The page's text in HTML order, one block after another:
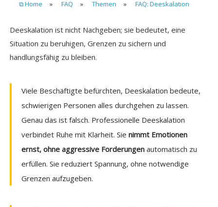
⧉ Home » FAQ » Themen » FAQ: Deeskalation
Deeskalation ist nicht Nachgeben; sie bedeutet, eine
Situation zu beruhigen, Grenzen zu sichern und
handlungsfähig zu bleiben.
Viele Beschäftigte befürchten, Deeskalation bedeute,
schwierigen Personen alles durchgehen zu lassen.
Genau das ist falsch. Professionelle Deeskalation
verbindet Ruhe mit Klarheit. Sie nimmt Emotionen
ernst, ohne aggressive Forderungen automatisch zu
erfüllen. Sie reduziert Spannung, ohne notwendige
Grenzen aufzugeben.